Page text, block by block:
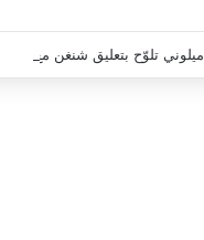
ميلوني تلوّح بتعليق شنغن مع